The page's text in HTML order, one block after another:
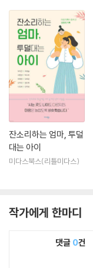
잔소리하는 엄마, 투덜
대는 아이
미다스북스(리틀미다스)
작가에게 한마디
댓글 0건